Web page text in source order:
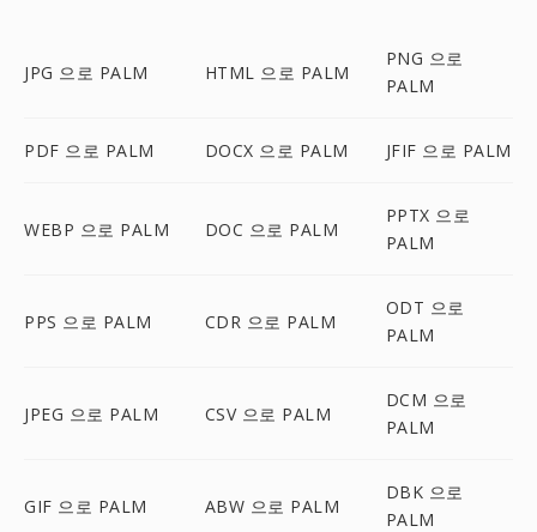
JPG 으로 PALM HTML 으로 PALM
PNG 으로
PALM
PDF 으로 PALM DOCX 으로 PALM JFIF 으로 PALM
WEBP 으로 PALM DOC 으로 PALM
PPTX 으로
PALM
PPS 으로 PALM CDR 으로 PALM
ODT 으로
PALM
JPEG 으로 PALM CSV 으로 PALM
DCM 으로
PALM
GIF 으로 PALM ABW 으로 PALM
DBK 으로
PALM